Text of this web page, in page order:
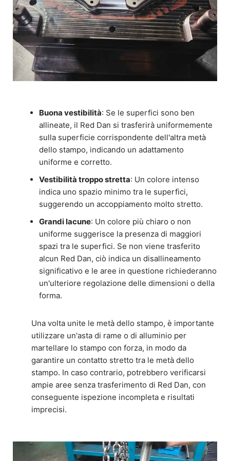
Buona vestibilità: Se le superfici sono ben
allineate, il Red Dan si trasferirà uniformemente
sulla superficie corrispondente dell'altra metà
dello stampo, indicando un adattamento
uniforme e corretto.
Vestibilità troppo stretta: Un colore intenso
indica uno spazio minimo tra le superfici,
suggerendo un accoppiamento molto stretto.
Grandi lacune: Un colore più chiaro o non
uniforme suggerisce la presenza di maggiori
spazi tra le superfici. Se non viene trasferito
alcun Red Dan, ciò indica un disallineamento
significativo e le aree in questione richiederanno
un'ulteriore regolazione delle dimensioni o della
forma.
Una volta unite le metà dello stampo, è importante
utilizzare un'asta di rame o di alluminio per
martellare lo stampo con forza, in modo da
garantire un contatto stretto tra le metà dello
stampo. In caso contrario, potrebbero verificarsi
ampie aree senza trasferimento di Red Dan, con
conseguente ispezione incompleta e risultati
imprecisi.